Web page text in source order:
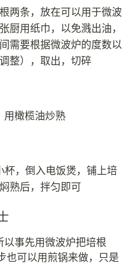
两条，放在可以用于微波
厨用纸巾，以免溅出油，
需要根据微波炉的度数以
整），取出，切碎
用橄榄油炒熟
杯，倒入电饭煲，铺上培
熟后，拌匀即可
以事先用微波炉把培根
也可以用煎锅来做，只是